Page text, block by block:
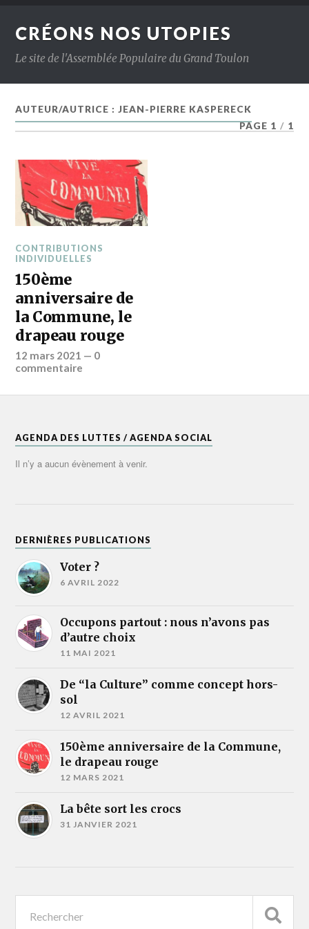
CRÉONS NOS UTOPIES
Le site de l'Assemblée Populaire du Grand Toulon
AUTEUR/AUTRICE :JEAN-PIERRE KASPERECK
PAGE 1 / 1
CONTRIBUTIONS
INDIVIDUELLES
150ème
anniversaire de
la Commune, le
drapeau rouge
12 mars 2021 — 0
commentaire
AGENDA DES LUTTES / AGENDA SOCIAL
Il n’y a aucun évènement à venir.
DERNIÈRES PUBLICATIONS
Voter ?
6 AVRIL 2022
Occupons partout : nous n’avons pas
d’autre choix
11 MAI 2021
De “la Culture” comme concept hors-
sol
12 AVRIL 2021
150ème anniversaire de la Commune,
le drapeau rouge
12 MARS 2021
La bête sort les crocs
31 JANVIER 2021